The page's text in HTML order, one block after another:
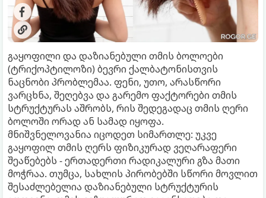
გაყოფილი და დაზიანებული თმის ბოლოები
(ტრიქოპტილოზი) ბევრი ქალბატონისთვის
ნაცნობი პრობლემაა. ფენი, უთო, არასწორი
ვარცხნა, შეღებვა და გარემო ფაქტორები თმის
სტრუქტურას აშრობს, რის შედეგადაც თმის ღერი
ბოლოში ორად ან სამად იყოფა.
მნიშვნელოვანია იცოდეთ სიმართლე: უკვე
გაყოფილ თმის ღერს ფიზიკურად ვეღარაფერი
შეაწებებს - ერთადერთი რადიკალური გზა მათი
მოჭრაა. თუმცა, სახლის პირობებში სწორი მოვლით
შესაძლებელია დაზიანებული სტრუქტურის